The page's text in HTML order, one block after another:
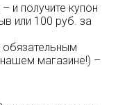
и получите купон
или 100 руб. за
обязательным
магазине!) –